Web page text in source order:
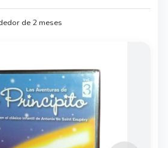
de 2 meses